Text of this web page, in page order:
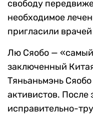
свободу
необходимое
пригласили
Лю Сяобо —
заключенный
Тяньаньмэнь
активистов. После
исправительно-